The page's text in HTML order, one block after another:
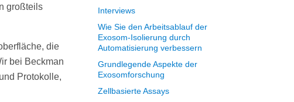
großteils
die
bei Beckman
Protokolle,
Interviews
Wie Sie den Arbeitsablauf der
Exosom-Isolierung durch
Automatisierung verbessern
Grundlegende Aspekte der
Exosomforschung
Zellbasierte Assays